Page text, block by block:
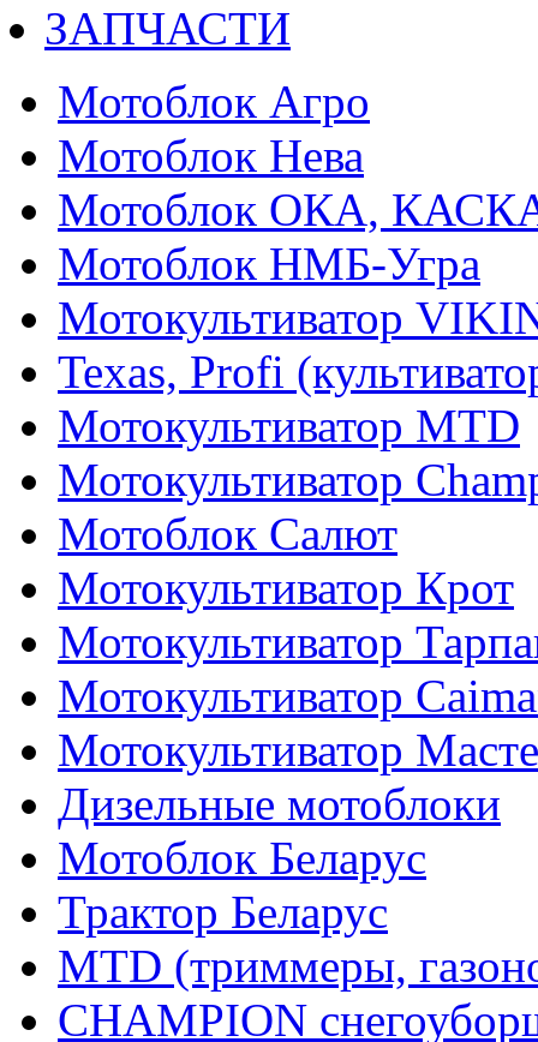
ЗАПЧАСТИ
Мотоблок Агро
Мотоблок Нева
Мотоблок ОКА,
Мотоблок НМБ-Угра
Мотокультиватор
Texas, Profi
Мотокультиватор MTD
Мотокультиватор
Мотоблок Салют
Мотокультиватор Крот
Мотокультиватор
Мотокультиватор
Мотокультиватор
Дизельные мотоблоки
Мотоблок Беларус
Трактор Беларус
MTD (триммеры,
CHAMPION